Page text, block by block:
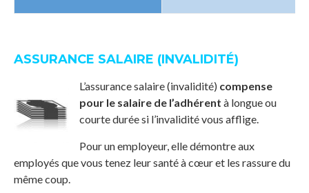
ASSURANCE SALAIRE (INVALIDITÉ)
L’assurance salaire (invalidité) compense
pour le salaire de l’adhérent à longue ou
courte durée si l’invalidité vous afflige.
Pour un employeur, elle démontre aux
employés que vous tenez leur santé à cœur et les rassure du
même coup.